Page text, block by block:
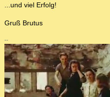
...und viel Erfolg!
Gruß Brutus
--